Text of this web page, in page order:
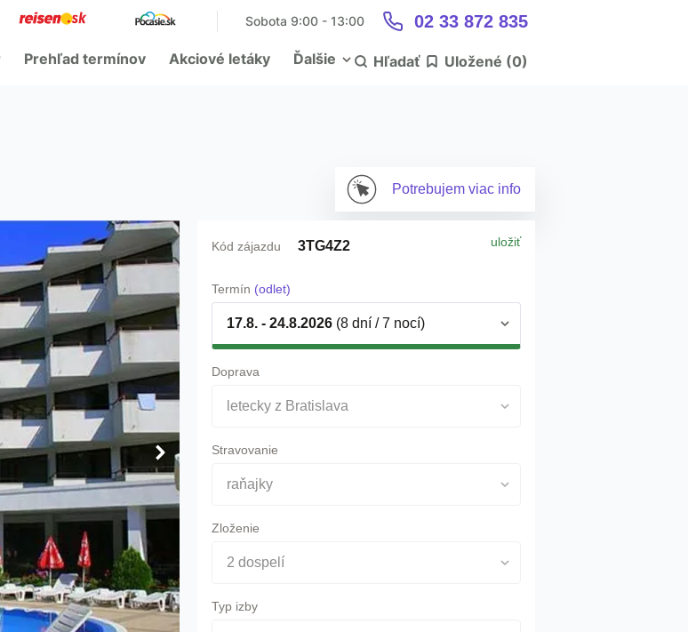
Prehľad termínov Akciové letáky Ďalšie
Sobota 9:00 - 13:00 02 33 872 835
Hľadať Uložené (0)
Potrebujem viac info
uložiť
Kód zájazdu 3TG4Z2
Termín (odlet)
17.8. - 24.8.2026 (8 dní / 7 nocí)
Doprava
letecky z Bratislava
Stravovanie
raňajky
Zloženie
2 dospelí
Typ izby